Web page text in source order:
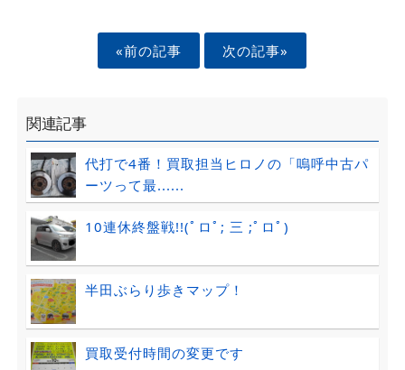
«前の記事 次の記事»
関連記事
代打で4番！買取担当ヒロノの「嗚呼中古パ
ーツって最......
10連休終盤戦!!(ﾟロﾟ; 三 ;ﾟロﾟ)
半田ぶらり歩きマップ！
買取受付時間の変更です